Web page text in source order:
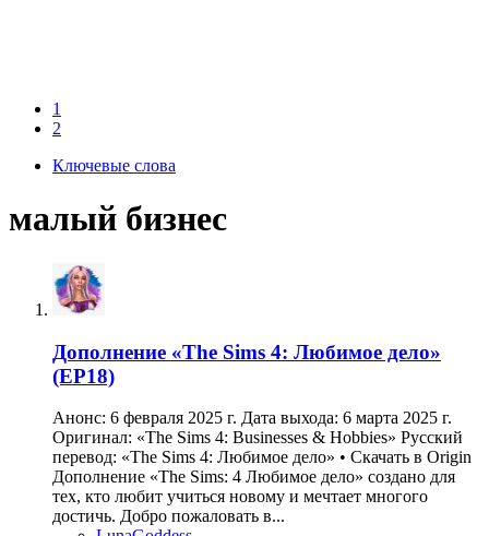
1
2
Ключевые слова
малый бизнес
Дополнение «The Sims 4: Любимое дело»
(EP18)
Анонс: 6 февраля 2025 г. Дата выхода: 6 марта 2025 г.
Оригинал: «The Sims 4: Businesses & Hobbies» Русский
перевод: «The Sims 4: Любимое дело» • Скачать в Origin
Дополнение «The Sims: 4 Любимое дело» создано для
тех, кто любит учиться новому и мечтает многого
достичь. Добро пожаловать в...